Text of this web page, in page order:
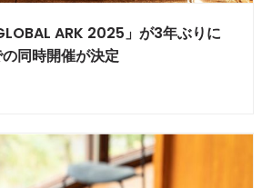
ARK 2025」が3年ぶりに
同時開催が決定